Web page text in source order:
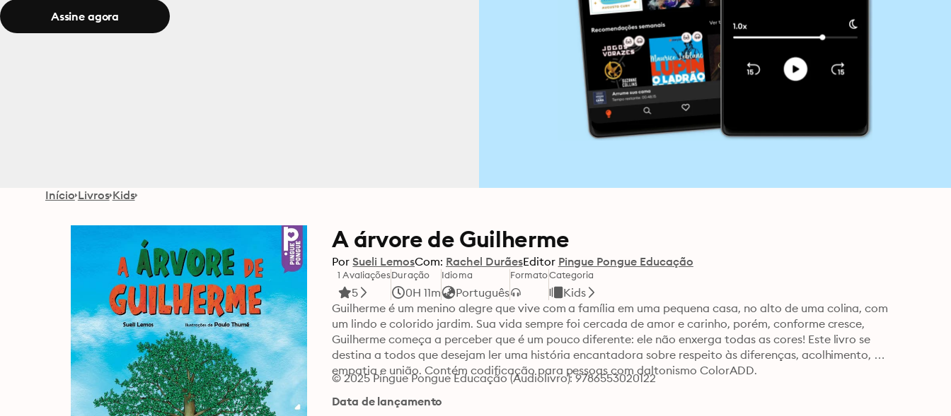
Assine agora
Início Livros Kids
A árvore de Guilherme
Por Sueli LemosCom: Rachel DurãesEditor Pingue Pongue Educação
1 Avaliações
5
Duração
0H 11m
Idioma
Português
FormatoCategoria
Kids
Guilherme é um menino alegre que vive com a família em uma pequena casa, no alto de uma colina, com
um lindo e colorido jardim. Sua vida sempre foi cercada de amor e carinho, porém, conforme cresce,
Guilherme começa a perceber que é um pouco diferente: ele não enxerga todas as cores! Este livro se
destina a todos que desejam ler uma história encantadora sobre respeito às diferenças, acolhimento,
empatia e união. Contém codificação para pessoas com daltonismo ColorADD. ⁠
© 2025 Pingue Pongue Educação (Audiolivro): 9786553020122
Data de lançamento